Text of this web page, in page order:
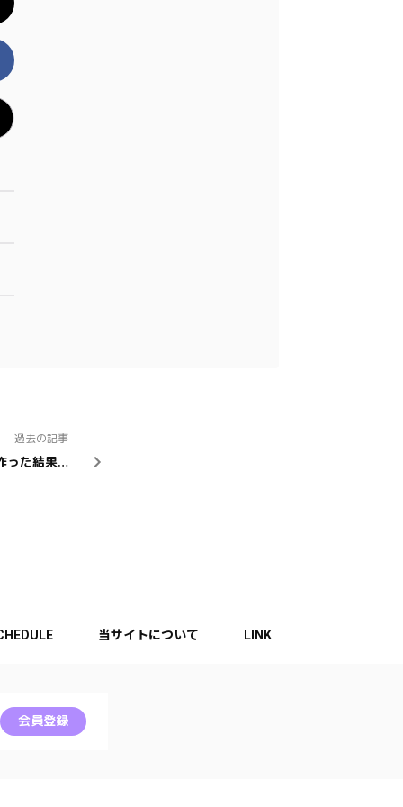
過去の記事
った結果…
当サイトについて LINK
会員登録